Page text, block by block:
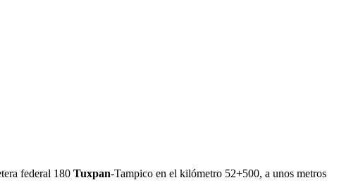
federal 180 Tuxpan-Tampico en el kilómetro 52+500, a unos metros